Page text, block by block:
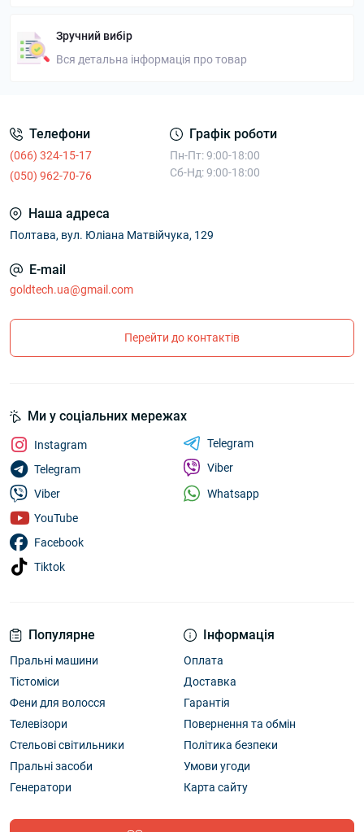
Зручний вибір
Вся детальна інформація про товар
Телефони
(066) 324-15-17
(050) 962-70-76
Графік роботи
Пн-Пт: 9:00-18:00
Сб-Нд: 9:00-18:00
Наша адреса
Полтава, вул. Юліана Матвійчука, 129
E-mail
goldtech.ua@gmail.com
Перейти до контактів
Популярне
Пральні машини
Тістоміси
Фени для волосся
Телевізори
Стельові світильники
Пральні засоби
Генератори
Інформація
Оплата
Доставка
Гарантія
Повернення та обмін
Політика безпеки
Умови угоди
Карта сайту
Ми у соціальних мережах
Instagram
Telegram
Viber
YouTube
Facebook
Tiktok
Telegram
Viber
Whatsapp